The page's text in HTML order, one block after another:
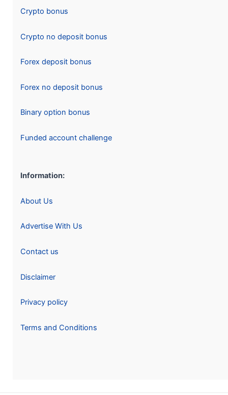
Crypto bonus
Crypto no deposit bonus
Forex deposit bonus
Forex no deposit bonus
Binary option bonus
Funded account challenge
Information:
About Us
Advertise With Us
Contact us
Disclaimer
Privacy policy
Terms and Conditions